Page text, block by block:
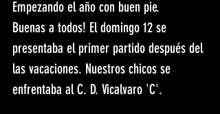
Empezando el año con buen pie.
Buenas a todos! El domingo 12 se
presentaba el primer partido después del
las vacaciones. Nuestros chicos se
enfrentaba al C. D. Vicalvaro 'C'.